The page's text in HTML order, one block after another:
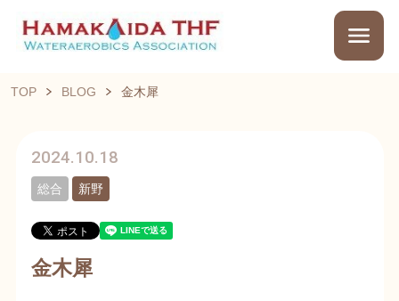
TOP BLOG 金木犀
2024.10.18
総合 新野
金木犀